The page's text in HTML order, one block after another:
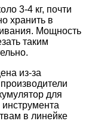
3-4 кг, почти
хранить в
Мощность
таким
из-за
для
инструмента
в линейке